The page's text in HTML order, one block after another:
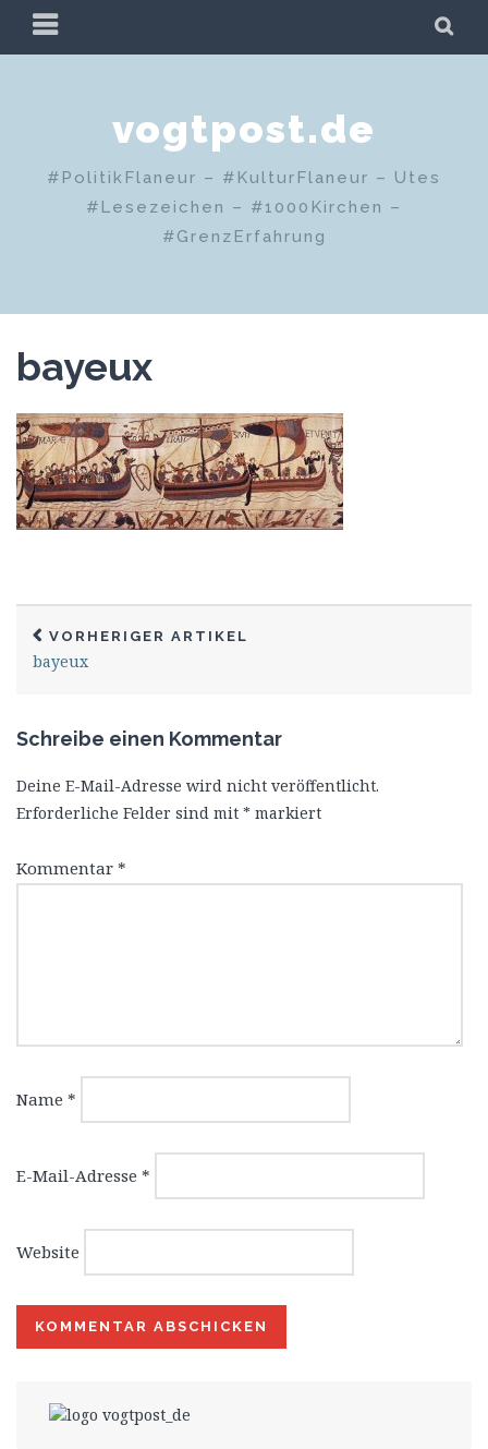
Zum
PRIMÄRES
MENÜ
vogtpost.de
#PolitikFlaneur – #KulturFlaneur – Utes
#Lesezeichen – #1000Kirchen –
#GrenzErfahrung
bayeux
VORHERIGER ARTIKEL
bayeux
Schreibe einen Kommentar
Deine E-Mail-Adresse wird nicht veröffentlicht.
Erforderliche Felder sind mit * markiert
Kommentar *
Name *
E-Mail-Adresse *
Website